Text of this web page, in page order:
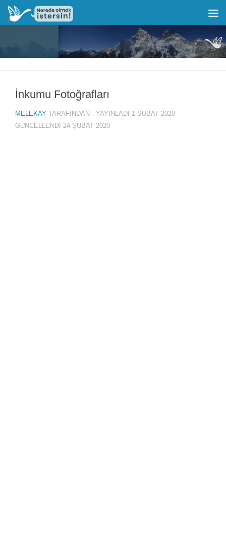
İnkumu Fotoğrafları
MELEKAY TARAFINDAN · YAYINLADI 1 ŞUBAT 2020 ·
GÜNCELLENDI 24 ŞUBAT 2020